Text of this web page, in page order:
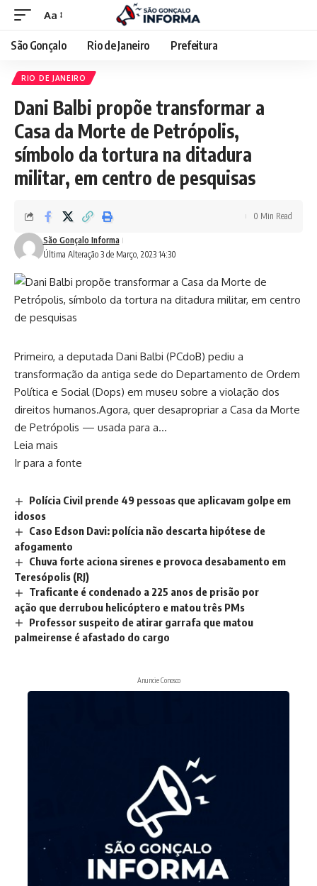
Aa
São Gonçalo Rio de Janeiro Prefeitura
RIO DE JANEIRO
Dani Balbi propõe transformar a
Casa da Morte de Petrópolis,
símbolo da tortura na ditadura
militar, em centro de pesquisas
Última Alteração 3 de Março, 2023 14:30
São Gonçalo Informa
0 Min Read
Primeiro, a deputada Dani Balbi (PCdoB) pediu a
transformação da antiga sede do Departamento de Ordem
Política e Social (Dops) em museu sobre a violação dos
direitos humanos.Agora, quer desapropriar a Casa da Morte
de Petrópolis — usada para a…
Leia mais
Ir para a fonte
Polícia Civil prende 49 pessoas que aplicavam golpe em
idosos
Caso Edson Davi: polícia não descarta hipótese de
afogamento
Chuva forte aciona sirenes e provoca desabamento em
Teresópolis (RJ)
Traficante é condenado a 225 anos de prisão por
ação que derrubou helicóptero e matou três PMs
Professor suspeito de atirar garrafa que matou
palmeirense é afastado do cargo
Anuncie Conosco